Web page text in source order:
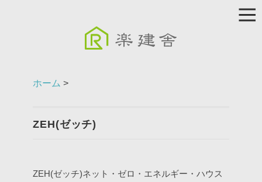
ホーム >
ZEH(ゼッチ)
ZEH(ゼッチ)ネット・ゼロ・エネルギー・ハウス